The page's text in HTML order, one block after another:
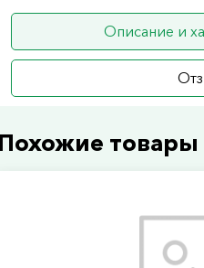
Описание и
товары